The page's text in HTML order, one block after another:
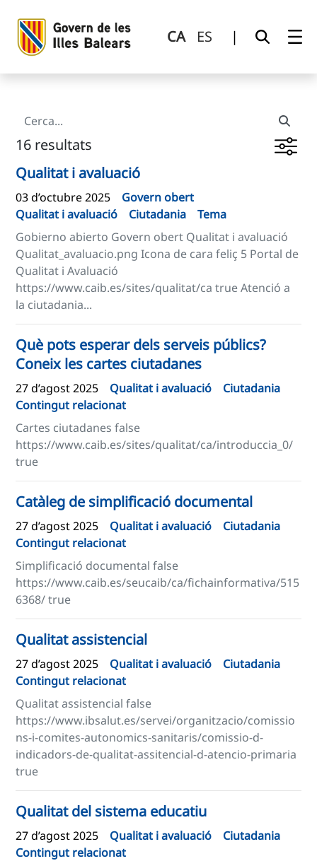
CA ES |
16 resultats
Qualitat i avaluació
03 d’octubre 2025
Govern obert
Qualitat i avaluació
Ciutadania
Tema
Gobierno abierto Govern obert Qualitat i avaluació
Qualitat_avaluacio.png Icona de cara feliç 5 Portal de
Qualitat i Avaluació
https://www.caib.es/sites/qualitat/ca true Atenció a
la ciutadania...
Què pots esperar dels serveis públics?
Coneix les cartes ciutadanes
27 d’agost 2025 Qualitat i avaluació
Ciutadania
Contingut relacionat
Cartes ciutadanes false
https://www.caib.es/sites/qualitat/ca/introduccia_0/
true
Catàleg de simplificació documental
27 d’agost 2025 Qualitat i avaluació
Ciutadania
Contingut relacionat
Simplificació documental false
https://www.caib.es/seucaib/ca/fichainformativa/515
6368/ true
Qualitat assistencial
27 d’agost 2025 Qualitat i avaluació
Ciutadania
Contingut relacionat
Qualitat assistencial false
https://www.ibsalut.es/servei/organitzacio/comissio
ns-i-comites-autonomics-sanitaris/comissio-d-
indicadors-de-qualitat-assitencial-d-atencio-primaria
true
Qualitat del sistema educatiu
27 d’agost 2025 Qualitat i avaluació
Ciutadania
Contingut relacionat